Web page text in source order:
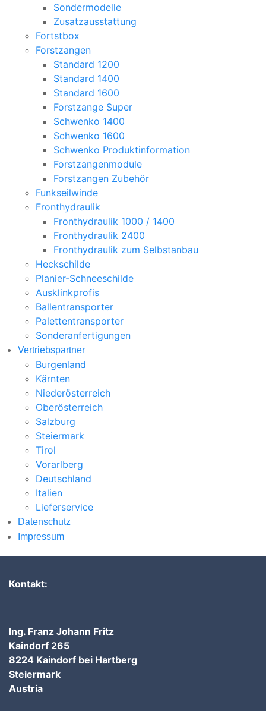
Sondermodelle
Zusatzausstattung
Fortstbox
Forstzangen
Standard 1200
Standard 1400
Standard 1600
Forstzange Super
Schwenko 1400
Schwenko 1600
Schwenko Produktinformation
Forstzangenmodule
Forstzangen Zubehör
Funkseilwinde
Fronthydraulik
Fronthydraulik 1000 / 1400
Fronthydraulik 2400
Fronthydraulik zum Selbstanbau
Heckschilde
Planier-Schneeschilde
Ausklinkprofis
Ballentransporter
Palettentransporter
Sonderanfertigungen
Vertriebspartner
Burgenland
Kärnten
Niederösterreich
Oberösterreich
Salzburg
Steiermark
Tirol
Vorarlberg
Deutschland
Italien
Lieferservice
Datenschutz
Impressum
Kontakt:
Ing. Franz Johann Fritz
Kaindorf 265
8224 Kaindorf bei Hartberg
Steiermark
Austria